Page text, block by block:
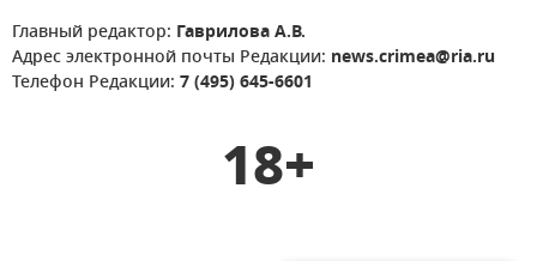
Главный редактор: Гаврилова А.В.
Адрес электронной почты Редакции: news.crimea@ria.ru
Телефон Редакции: 7 (495) 645-6601
18+